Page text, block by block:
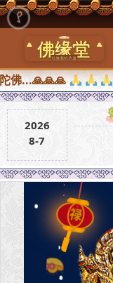
...🙏🙏🙏
2026
8-7
禄